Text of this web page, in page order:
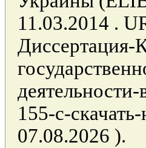
11.03.2014 .
155-с-
07.08.2026 ).